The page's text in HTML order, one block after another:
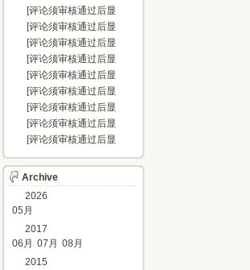
示...]
[评论须审核通过后显
示...]
[评论须审核通过后显
示...]
[评论须审核通过后显
示...]
[评论须审核通过后显
示...]
[评论须审核通过后显
示...]
[评论须审核通过后显
示...]
[评论须审核通过后显
示...]
[评论须审核通过后显
示...]
[评论须审核通过后显
Archive
2026
05月
2017
06月 07月 08月
2015